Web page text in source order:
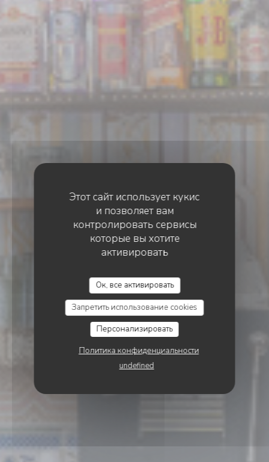
Этот сайт использует кукис
и позволяет вам
контролировать сервисы
которые вы хотите
активировать
Ок, все активировать
Запретить использование cookies
Персонализировать
Политика конфиденциальности
undefined
ТРАДИЦИОННЫЙ РЕСТОРАН
Le Gourbi
LE GOURBI